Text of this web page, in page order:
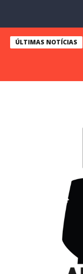
ÚLTIMAS NOTÍCIAS
"Bake Off Brasil"